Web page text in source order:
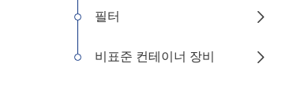
필터 
비표준 컨테이너 장비 